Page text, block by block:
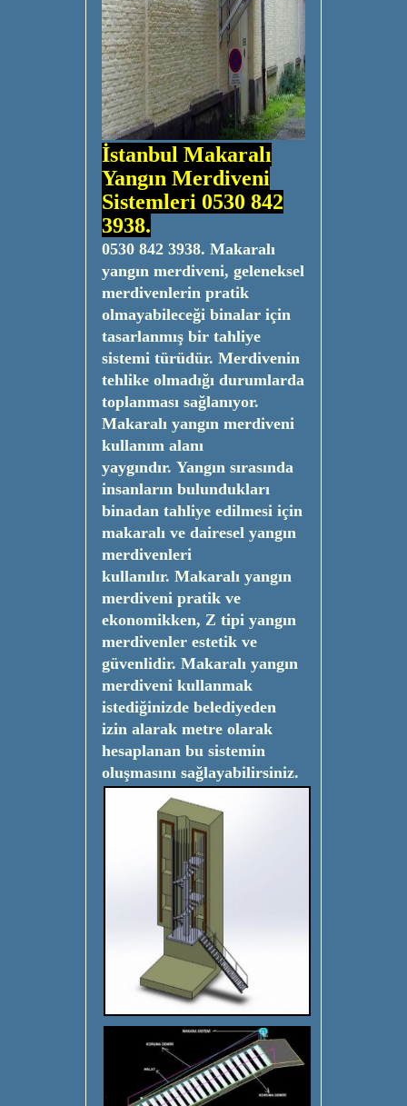
İstanbul Makaralı
Yangın Merdiveni
Sistemleri 0530 842
3938.
0530 842 3938. Makaralı
yangın merdiveni, geleneksel
merdivenlerin pratik
olmayabileceği binalar için
tasarlanmış bir tahliye
sistemi türüdür. Merdivenin
tehlike olmadığı durumlarda
toplanması sağlanıyor.
Makaralı yangın merdiveni
kullanım alanı
yaygındır. Yangın sırasında
insanların bulundukları
binadan tahliye edilmesi için
makaralı ve dairesel yangın
merdivenleri
kullanılır. Makaralı yangın
merdiveni pratik ve
ekonomikken, Z tipi yangın
merdivenler estetik ve
güvenlidir. Makaralı yangın
merdiveni kullanmak
istediğinizde belediyeden
izin alarak metre olarak
hesaplanan bu sistemin
oluşmasını sağlayabilirsiniz.